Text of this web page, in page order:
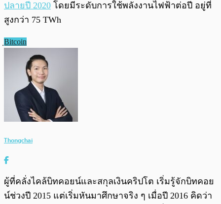
ปลายปี 2020 โดยมีระดับการใช้พลังงานไฟฟ้าต่อปี อยู่ที่
สูงกว่า 75 TWh
ฺBitcoin
Thongchai
ผู้ที่คลั่งไคล้บิทคอยน์และสกุลเงินคริปโต เริ่มรู้จักบิทคอย
น์ช่วงปี 2015 แต่เริ่มหันมาศึกษาจริง ๆ เมื่อปี 2016 คิดว่า